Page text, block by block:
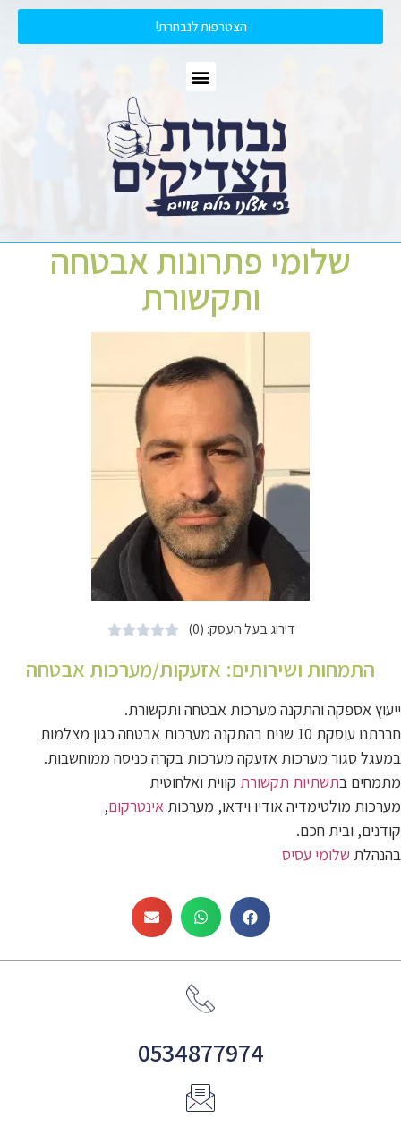
הצטרפות לנבחרת!
שלומי פתרונות אבטחה
ותקשורת
דירוג בעל העסק: (0) 




התמחות ושירותים: אזעקות/מערכות אבטחה
ייעוץ אספקה והתקנה מערכות אבטחה ותקשורת.
חברתנו עוסקת 10 שנים בהתקנה מערכות אבטחה כגון מצלמות
במעגל סגור מערכות אזעקה מערכות בקרה כניסה ממוחשבות.
מתמחים בתשתיות תקשורת קווית ואלחוטית
מערכות מולטימדיה אודיו וידאו, מערכות אינטרקום,
קודנים, ובית חכם.
בהנהלת שלומי עסיס
0534877974